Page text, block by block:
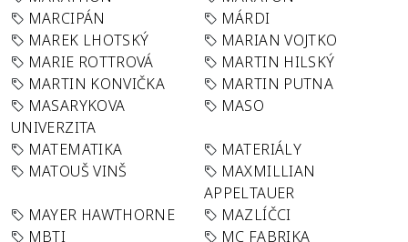
MARCIPÁN
MÁRDI
MAREK LHOTSKÝ
MARIAN VOJTKO
MARIE ROTTROVÁ
MARTIN HILSKÝ
MARTIN KONVIČKA
MARTIN PUTNA
MASARYKOVA
UNIVERZITA
MASO
MATEMATIKA
MATERIÁLY
MATOUŠ VINŠ
MAXMILLIAN
APPELTAUER
MAYER HAWTHORNE
MAZLÍČCI
MBTI
MC FABRIKA